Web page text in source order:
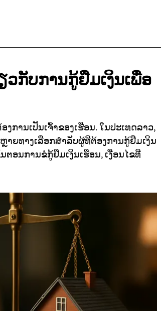
ວກັບການກູ້ຢືມເງິນເພື່ອ
ານເປັນເຈົ້າຂອງເຮືອນ. ໃນປະເທດລາວ,
ຍທາງເລືອກສຳລັບຜູ້ທີ່ຕ້ອງການກູ້ຢືມເງິນ
ອນການຂໍກູ້ຢືມເງິນເຮືອນ, ເງື່ອນໄຂທີ່